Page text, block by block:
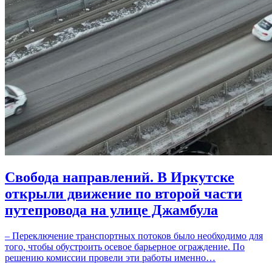
Свобода направлений. В Иркутске
открыли движение по второй части
путепровода на улице Джамбула
– Переключение транспортных потоков было необходимо для
того, чтобы обустроить осевое барьерное ограждение. По
решению комиссии провели эти работы именно…